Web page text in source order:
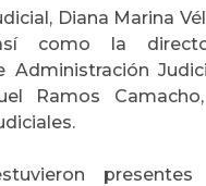
Diana Marina
como la
Administración
Ramos
presentes